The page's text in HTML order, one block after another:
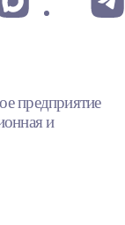
предприятие
и